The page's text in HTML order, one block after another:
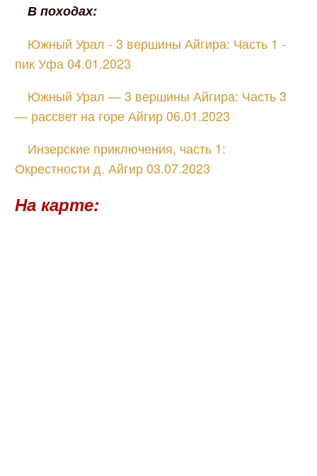
В походах:
Южный Урал - 3 вершины Айгира: Часть 1 -
пик Уфа 04.01.2023
Южный Урал — 3 вершины Айгира: Часть 3
— рассвет на горе Айгир 06.01.2023
Инзерские приключения, часть 1:
Окрестности д. Айгир 03.07.2023
На карте: